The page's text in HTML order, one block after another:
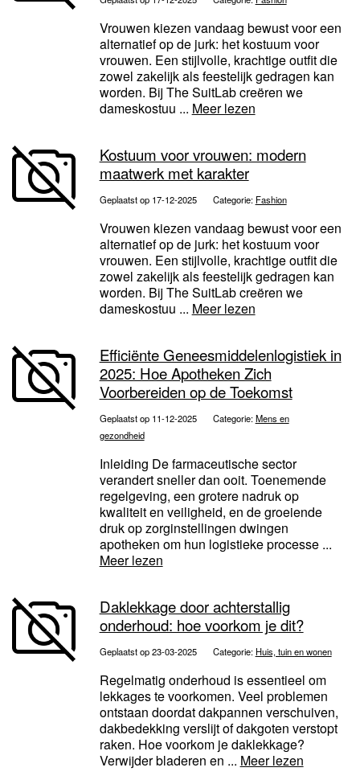
Vrouwen kiezen vandaag bewust voor een
alternatief op de jurk: het kostuum voor
vrouwen. Een stijlvolle, krachtige outfit die
zowel zakelijk als feestelijk gedragen kan
worden. Bij The SuitLab creëren we
dameskostuu ... Meer lezen
Kostuum voor vrouwen: modern
maatwerk met karakter
Geplaatst op 17-12-2025 Categorie: Fashion
Vrouwen kiezen vandaag bewust voor een
alternatief op de jurk: het kostuum voor
vrouwen. Een stijlvolle, krachtige outfit die
zowel zakelijk als feestelijk gedragen kan
worden. Bij The SuitLab creëren we
dameskostuu ... Meer lezen
Efficiënte Geneesmiddelenlogistiek in
2025: Hoe Apotheken Zich
Voorbereiden op de Toekomst
Geplaatst op 11-12-2025 Categorie:Mens en
gezondheid
Inleiding De farmaceutische sector
verandert sneller dan ooit. Toenemende
regelgeving, een grotere nadruk op
kwaliteit en veiligheid, en de groeiende
druk op zorginstellingen dwingen
apotheken om hun logistieke processe ...
Meer lezen
Daklekkage door achterstallig
onderhoud: hoe voorkom je dit?
Geplaatst op 23-03-2025 Categorie: Huis, tuin en wonen
Regelmatig onderhoud is essentieel om
lekkages te voorkomen. Veel problemen
ontstaan doordat dakpannen verschuiven,
dakbedekking verslijt of dakgoten verstopt
raken. Hoe voorkom je daklekkage?
Verwijder bladeren en ... Meer lezen